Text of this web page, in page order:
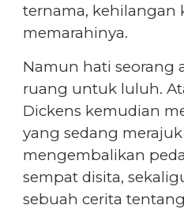
ternama, kehilangan
memarahinya.
Namun hati seorang
ruang untuk luluh.
Dickens kemudian
yang sedang merajuk
mengembalikan
sempat disita,
sebuah cerita